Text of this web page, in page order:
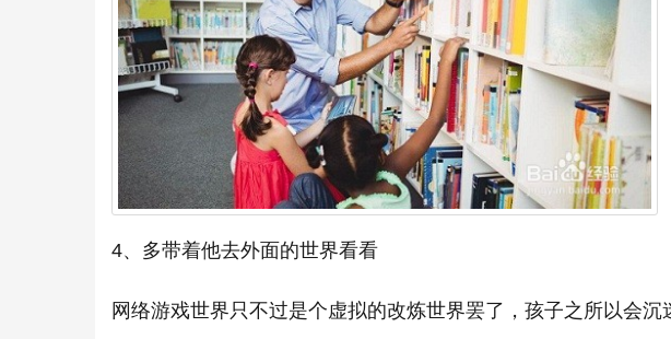
4、多带着他去外面的世界看看
网络游戏世界只不过是个虚拟的改炼世界罢了，孩子之所以会